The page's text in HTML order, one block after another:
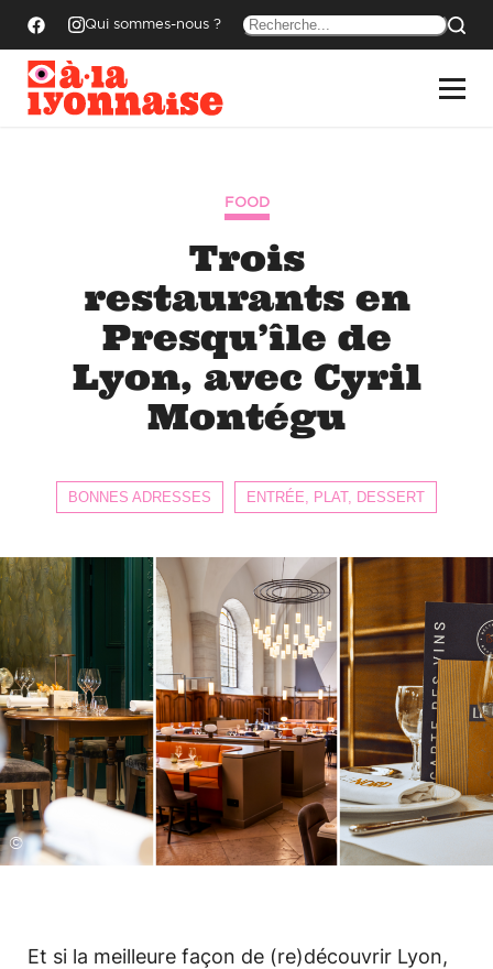
Qui sommes-nous ?
FOOD
Trois
restaurants en
Presqu’île de
Lyon, avec Cyril
Montégu
BONNES ADRESSES ENTRÉE, PLAT, DESSERT
©
Et si la meilleure façon de (re)découvrir Lyon,